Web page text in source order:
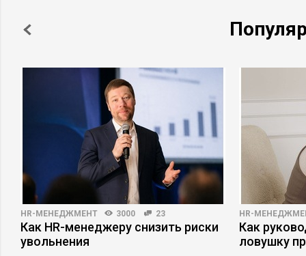
HR-МЕНЕДЖМЕНТ 3000 23
Как HR-менеджеру снизить риски
увольнения
HR-
Как
ловушку